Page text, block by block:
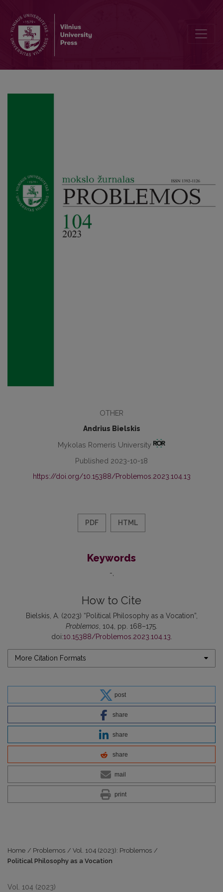
OTHER
Andrius Bielskis
Mykolas Romeris University
Published 2023-10-18
https://doi.org/10.15388/Problemos.2023.104.13
PDF HTML
Keywords
-
How to Cite
Bielskis, A. (2023) “Political Philosophy as a Vocation”,
Problemos , 104, pp. 168–175.
doi:10.15388/Problemos.2023.104.13
More Citation Formats
post
share
share
share
mail
print
Home / Problemos / Vol. 104 (2023): Problemos /
Political Philosophy as a Vocation
Vol. 104 (2023)